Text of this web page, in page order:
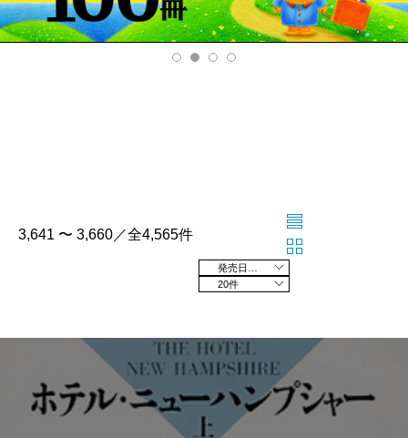
Pre
v
Ne
xt
3,641 〜 3,660／全4,565件
20件